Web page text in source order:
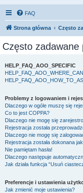
FAQ
Strona główna Często
Często zadawane
HELP_FAQ_AOO_SPECIFIC
Problemy z logowaniem i
Dlaczego w ogóle muszę się
Co to jest COPPA?
Dlaczego nie mogę się
Rejestracja została
Dlaczego nie mogę się
Rejestracja została dokonana
Nie pamiętam hasła!
Dlaczego następuje
Jak działa funkcja “Usuń
Preferencje i ustawienia
Jak zmienić moje ustawienia?